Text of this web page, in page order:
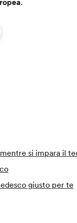
si impara il
giusto per te